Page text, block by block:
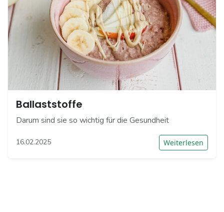
Ballaststoffe
Darum sind sie so wichtig für die Gesundheit
16.02.2025 Weiterlesen